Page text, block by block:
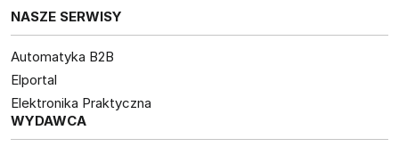
NASZE SERWISY
Automatyka B2B
Elportal
Elektronika Praktyczna
WYDAWCA